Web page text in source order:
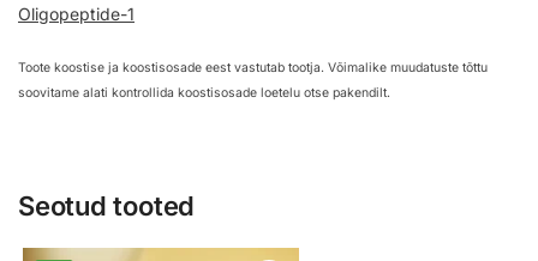
Oligopeptide-1
Toote koostise ja koostisosade eest vastutab tootja. Võimalike muudatuste tõttu
soovitame alati kontrollida koostisosade loetelu otse pakendilt.
Seotud tooted